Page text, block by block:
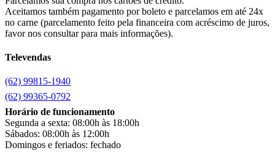
Canaã Moveis (0)
Canaã Móveis(2)
Carioca Móveis(8)
Clarice
clock
Colibri
Colli(53)
Colormaq(43)
Companhia do Estofado
Aceitamos também pagamento por boleto e parcelamos em até 24x
no carne (parcelamento feito pela financeira com acréscimo de juros,
favor nos consultar para mais informações).
Televendas
(62) 99815-1940
(62) 99365-0792
Horário de funcionamento
Segunda a sexta: 08:00h às 18:00h
Sábados: 08:00h às 12:00h
Domingos e feriados: fechado